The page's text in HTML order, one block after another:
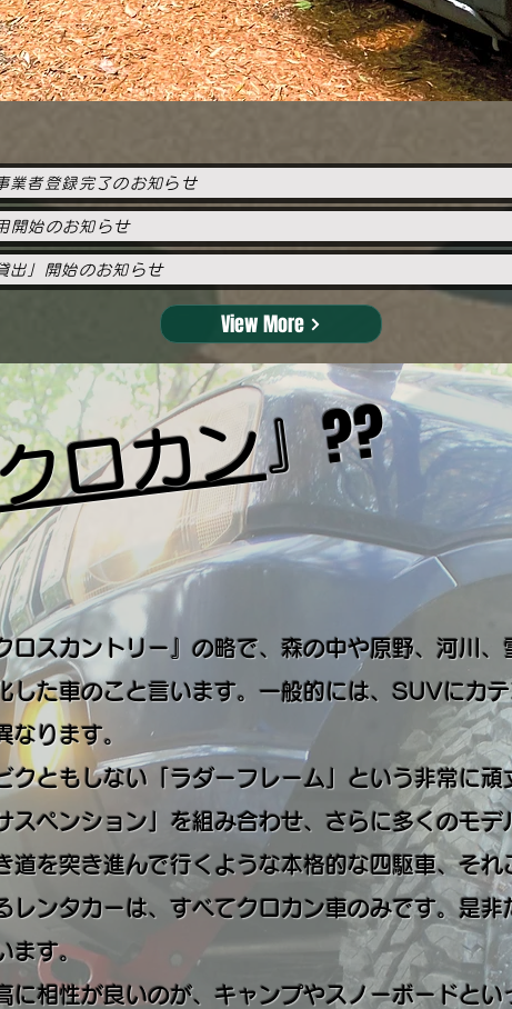
ロカン』??
スカントリー』の略で、森の中や原野、河川、
した車のこと言います。一般的には、SUVにカ
なります。
ともしない「ラダーフレーム」という非常に頑
スペンション」を組み合わせ、さらに多くのモ
道を突き進んで行くような本格的な四駆車、それ
レンタカーは、すべてクロカン車のみです。是
ます。
相性が良いのが、キャンプやスノーボードとい
業者登録完了のお知らせ
開始のお知らせ
出」開始のお知らせ
View More